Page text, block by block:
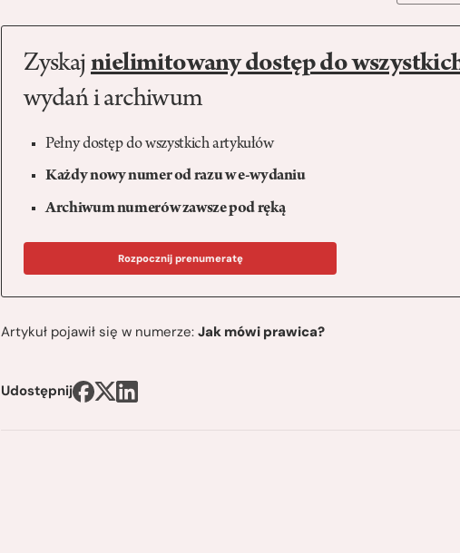
Zyskaj nielimitowany dostęp do
wydań i archiwum
Pełny dostęp do wszystkich artykułów
Każdy nowy numer od razu w e-wydaniu
Archiwum numerów zawsze pod ręką
Rozpocznij prenumeratę
Artykuł pojawił się w numerze:Jak mówi prawica?
Udostępnij